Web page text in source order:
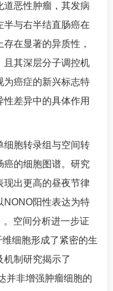
道恶性肿瘤，其发病
半与右半结直肠癌在
在显著的异质性，
且其深层分子调控机
为癌症的新兴标志特
差异中的具体作用
细胞转录组与空间转
癌的细胞图谱。研究
现出更高的昼夜节律
NONO阳性表达为特
。空间分析进一步证
细胞形成了紧密的生
机制研究揭示了
并非增强肿瘤细胞的